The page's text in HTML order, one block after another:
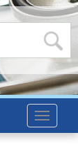
Toggle